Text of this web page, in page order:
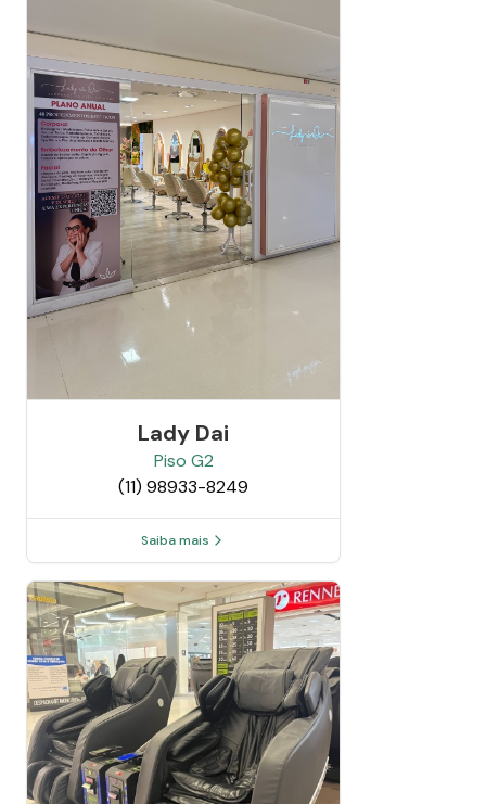
Lady Dai
Piso G2
(11) 98933-8249
Saiba mais